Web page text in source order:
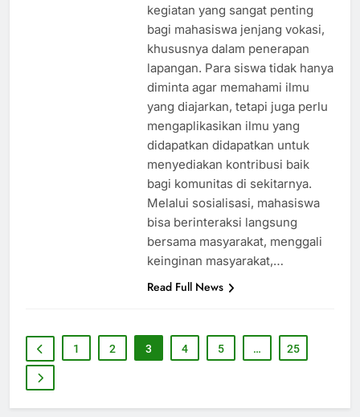
kegiatan yang sangat penting
bagi mahasiswa jenjang vokasi,
khususnya dalam penerapan
lapangan. Para siswa tidak hanya
diminta agar memahami ilmu
yang diajarkan, tetapi juga perlu
mengaplikasikan ilmu yang
didapatkan didapatkan untuk
menyediakan kontribusi baik
bagi komunitas di sekitarnya.
Melalui sosialisasi, mahasiswa
bisa berinteraksi langsung
bersama masyarakat, menggali
keinginan masyarakat,…
Read Full News
1 2 3 4 5 … 25